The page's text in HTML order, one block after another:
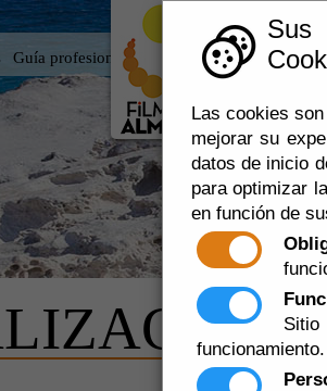
Las cookies
mejorar su
datos de inicio
para optimizar
en función de
funcionamiento.
Guía profesional Rodar en Almería 360